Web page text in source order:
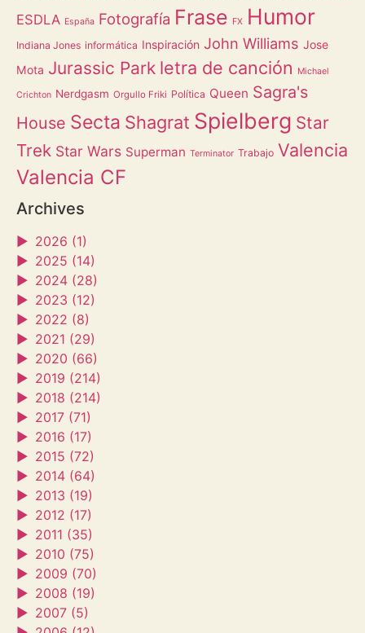
ESDLA España Fotografía Frase FX Humor
Indiana Jones informática Inspiración John Williams Jose
Mota Jurassic Park letra de canción Michael
Crichton Nerdgasm Orgullo Friki Política Queen Sagra's
House Secta Shagrat Spielberg Star
Trek Star Wars Superman Terminator Trabajo Valencia
Valencia CF
Archives
► 2026 (1)
► 2025 (14)
► 2024 (28)
► 2023 (12)
► 2022 (8)
► 2021 (29)
► 2020 (66)
► 2019 (214)
► 2018 (214)
► 2017 (71)
► 2016 (17)
► 2015 (72)
► 2014 (64)
► 2013 (19)
► 2012 (17)
► 2011 (35)
► 2010 (75)
► 2009 (70)
► 2008 (19)
► 2007 (5)